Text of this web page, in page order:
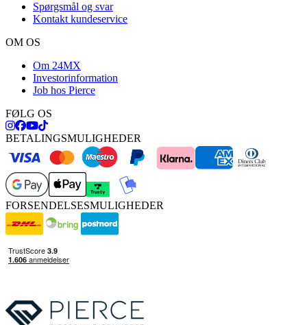
Spørgsmål og svar
Kontakt kundeservice
OM OS
Om 24MX
Investorinformation
Job hos Pierce
FØLG OS
BETALINGSMULIGHEDER
FORSENDELSESMULIGHEDER